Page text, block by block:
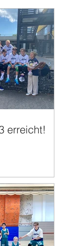
erreicht!